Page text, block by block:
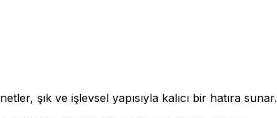
şık ve işlevsel yapısıyla kalıcı bir hatıra sunar.